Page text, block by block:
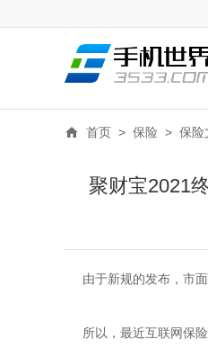
首页 > 保险 > 保险
聚财宝2021
由于新规的发布，市
所以，最近互联网保